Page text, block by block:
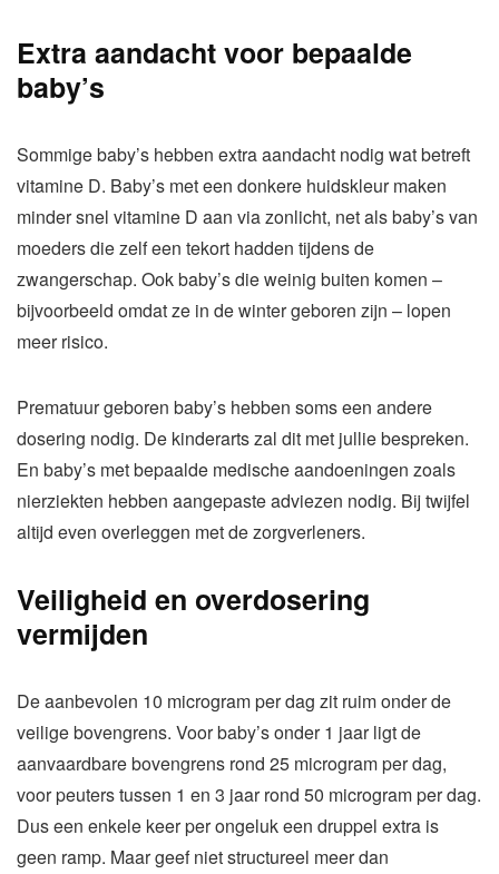
Extra aandacht voor bepaalde
baby’s
Sommige baby’s hebben extra aandacht nodig wat betreft
vitamine D. Baby’s met een donkere huidskleur maken
minder snel vitamine D aan via zonlicht, net als baby’s van
moeders die zelf een tekort hadden tijdens de
zwangerschap. Ook baby’s die weinig buiten komen –
bijvoorbeeld omdat ze in de winter geboren zijn – lopen
meer risico.
Prematuur geboren baby’s hebben soms een andere
dosering nodig. De kinderarts zal dit met jullie bespreken.
En baby’s met bepaalde medische aandoeningen zoals
nierziekten hebben aangepaste adviezen nodig. Bij twijfel
altijd even overleggen met de zorgverleners.
Veiligheid en overdosering
vermijden
De aanbevolen 10 microgram per dag zit ruim onder de
veilige bovengrens. Voor baby’s onder 1 jaar ligt de
aanvaardbare bovengrens rond 25 microgram per dag,
voor peuters tussen 1 en 3 jaar rond 50 microgram per dag.
Dus een enkele keer per ongeluk een druppel extra is
geen ramp. Maar geef niet structureel meer dan